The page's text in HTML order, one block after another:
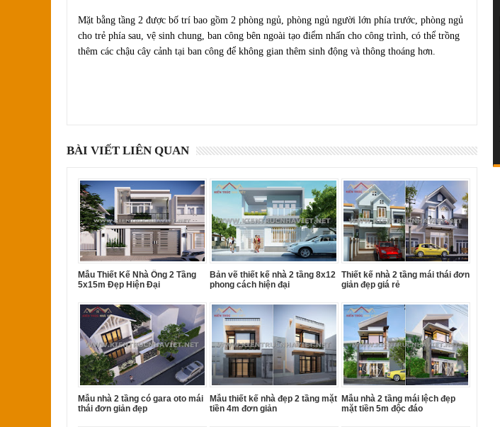
Mặt bằng tầng 2 được bố trí bao gồm 2 phòng ngủ, phòng ngủ người lớn phía trước, phòng ngủ
cho trẻ phía sau, vệ sinh chung, ban công bên ngoài tạo điểm nhấn cho công trình, có thể trồng
thêm các chậu cây cảnh tại ban công để không gian thêm sinh động và thông thoáng hơn.
BÀI VIẾT LIÊN QUAN
Mẫu Thiết Kế Nhà Ống 2 Tầng
5x15m Đẹp Hiện Đại
Bản vẽ thiết kế nhà 2 tầng 8x12
phong cách hiện đại
Thiết kế nhà 2 tầng mái thái đơn
giản đẹp giá rẻ
Mẫu nhà 2 tầng có gara oto mái
thái đơn giản đẹp
Mẫu thiết kế nhà đẹp 2 tầng mặt
tiền 4m đơn giản
Mẫu nhà 2 tầng mái lệch đẹp
mặt tiền 5m độc đáo